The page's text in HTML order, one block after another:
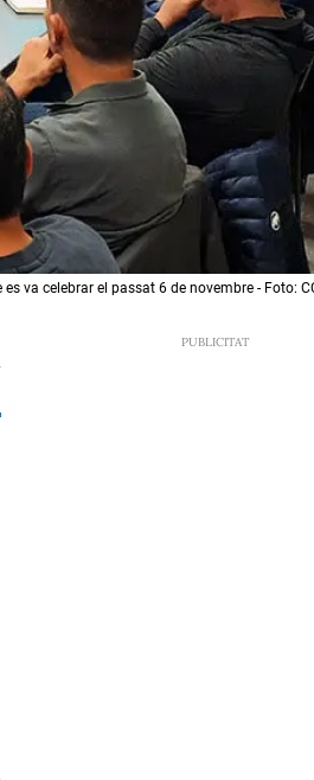
va celebrar el passat 6 de novembre - Foto: